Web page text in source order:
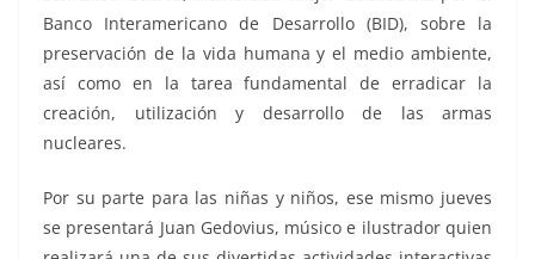
Banco Interamericano de Desarrollo (BID), sobre la
preservación de la vida humana y el medio ambiente,
así como en la tarea fundamental de erradicar la
creación, utilización y desarrollo de las armas
nucleares.
Por su parte para las niñas y niños, ese mismo jueves
se presentará Juan Gedovius, músico e ilustrador quien